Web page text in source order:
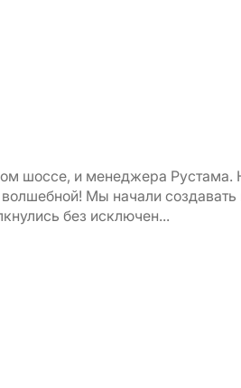
шоссе, и менеджера
Мы начали создавать
без исключен...